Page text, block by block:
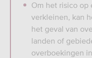
Om het risico op
verkleinen, kan
het geval van
landen of
overboekingen